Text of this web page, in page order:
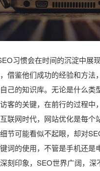
习惯会在时间的沉淀中展
借鉴他们成功的经验和方法
己的知识库。无论是什么类
客的关键，在前行的过程中
联网时代，网站优化是每个
节可能看似不起眼，却对
词的使用，不管是手机还是
刻印象，SEO世界广阔，深